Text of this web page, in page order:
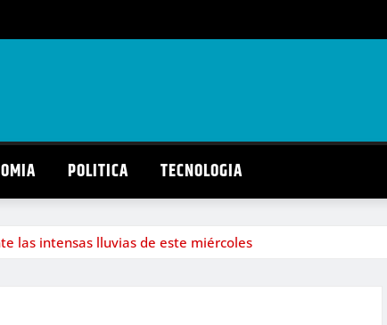
POLITICA TECNOLOGIA
las intensas lluvias de este miércoles